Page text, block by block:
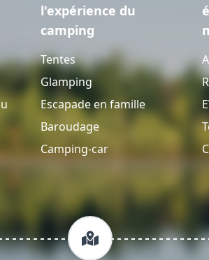
l'expérience du
camping
Tentes
Glamping
Escapade en famille
Baroudage
Camping-car